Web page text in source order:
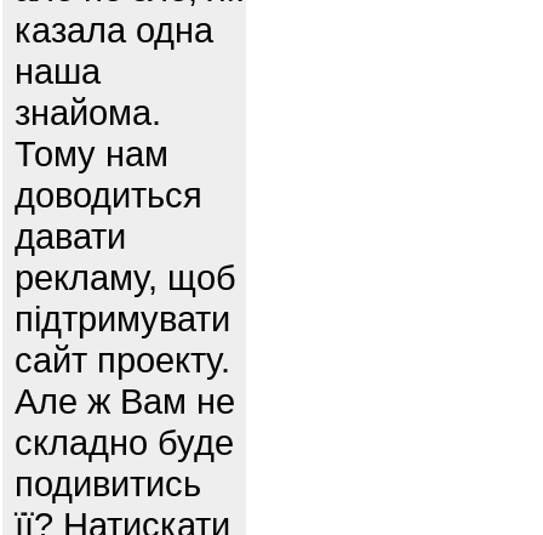
казала одна
наша
знайома.
Тому нам
доводиться
давати
рекламу, щоб
підтримувати
сайт проекту.
Але ж Вам не
складно буде
подивитись
її? Натискати